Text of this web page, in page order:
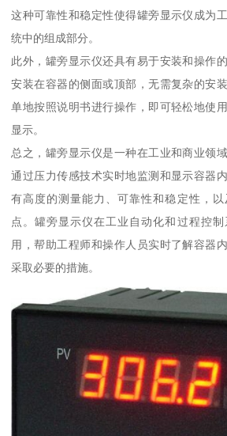
这种可靠性和稳定性使得罐旁显示仪成为
统中的组成部分。
此外，罐旁显示仪还具有易于安装和操作
安装在容器的侧面或顶部，无需复杂的安
单地按照说明书进行操作，即可轻松地使
显示。
总之，罐旁显示仪是一种在工业和商业领
通过压力传感技术实时地监测和显示容器
有高度的测量能力、可靠性和稳定性，
点。罐旁显示仪在工业自动化和过程控
用，帮助工程师和操作人员实时了解容器
采取必要的措施。